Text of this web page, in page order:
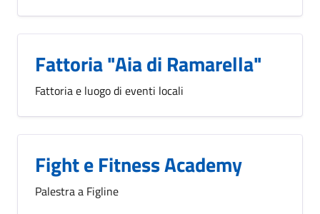
Fattoria "Aia di Ramarella"
Fattoria e luogo di eventi locali
Fight e Fitness Academy
Palestra a Figline